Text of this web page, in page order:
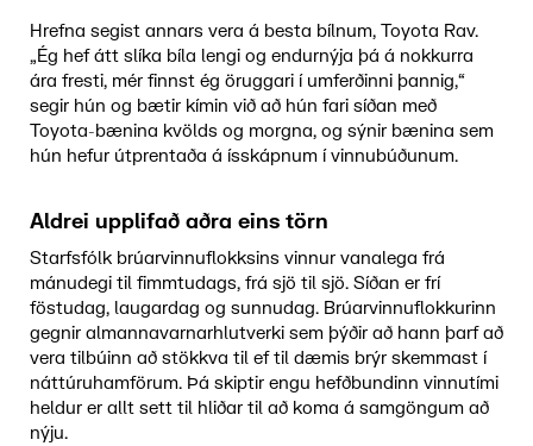
Hrefna segist annars vera á besta bílnum, Toyota Rav.
„Ég hef átt slíka bíla lengi og endurnýja þá á nokkurra
ára fresti, mér finnst ég öruggari í umferðinni þannig,“
segir hún og bætir kímin við að hún fari síðan með
Toyota-bænina kvölds og morgna, og sýnir bænina sem
hún hefur útprentaða á ísskápnum í vinnubúðunum.
Aldrei upplifað aðra eins törn
Starfsfólk brúarvinnuflokksins vinnur vanalega frá
mánudegi til fimmtudags, frá sjö til sjö. Síðan er frí
föstudag, laugardag og sunnudag. Brúarvinnuflokkurinn
gegnir almannavarnarhlutverki sem þýðir að hann þarf að
vera tilbúinn að stökkva til ef til dæmis brýr skemmast í
náttúruhamförum. Þá skiptir engu hefðbundinn vinnutími
heldur er allt sett til hliðar til að koma á samgöngum að
nýju.